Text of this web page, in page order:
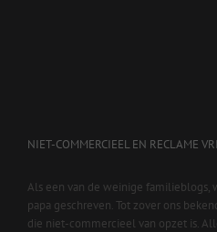
NIET-COMMERCIEEL EN RECLAME
Als een van de weinige familieblogs,
papa geschreven. Tot zover ons
die niet-commercieel van opzet is.